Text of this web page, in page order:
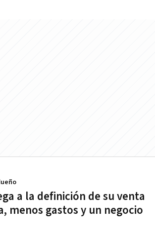
a la definición de su venta
menos gastos y un negocio